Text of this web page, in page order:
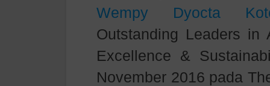
Wempy Dyocta
Outstanding Leaders in
Excellence &
November 2016 pada